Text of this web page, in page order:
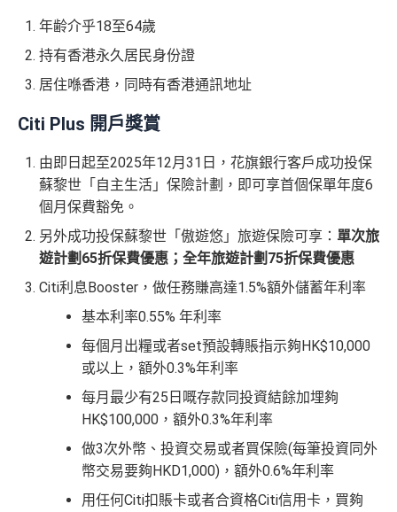
年齢介乎18至64歲
持有香港永久居民身份證
居住喺香港，同時有香港通訊地址
Citi Plus 開戶獎賞
由即日起至2025年12月31日，花旗銀行客戶成功投保
蘇黎世「自主生活」保險計劃，即可享首個保單年度6
個月保費豁免。
另外成功投保蘇黎世「傲遊悠」旅遊保險可享： 單次旅
遊計劃65折保費優惠；全年旅遊計劃75折保費優惠
Citi利息Booster，做任務賺高達1.5%額外儲蓄年利率
基本利率0.55% 年利率
每個月出糧或者set預設轉賬指示夠HK$10,000
或以上，額外0.3%年利率
每月最少有25日嘅存款同投資結餘加埋夠
HK$100,000，額外0.3%年利率
做3次外幣、投資交易或者買保險(每筆投資同外
幣交易要夠HKD1,000)，額外0.6%年利率
用任何Citi扣賬卡或者合資格Citi信用卡，買夠